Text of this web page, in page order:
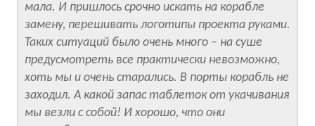
мала. И пришлось срочно искать на корабле
замену, перешивать логотипы проекта руками.
Таких ситуаций было очень много – на суше
предусмотреть все практически невозможно,
хоть мы и очень старались. В порты корабль не
заходил. А какой запас таблеток от укачивания
мы везли с собой! И хорошо, что они